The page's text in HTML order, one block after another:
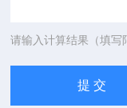
请输入计算结果（填写